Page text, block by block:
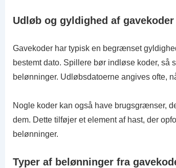
Udløb og gyldighed af gavekoder
Gavekoder har typisk en begrænset
bestemt dato. Spillere bør indløse koder, så
belønninger. Udløbsdatoerne angives ofte,
Nogle koder kan også have brugsgrænser,
dem. Dette tilføjer et element af hast, der
belønninger.
Typer af belønninger fra